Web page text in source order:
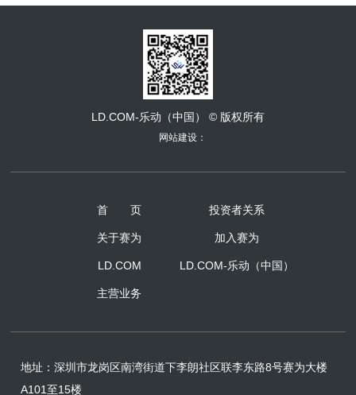
LD.COM-乐动（中国） © 版权所有
网站建设：
首 页 投资者关系
关于赛为 加入赛为
LD.COM LD.COM-乐动（中国）
主营业务
地址：深圳市龙岗区南湾街道下李朗社区联李东路8号赛为大楼
A101至15楼